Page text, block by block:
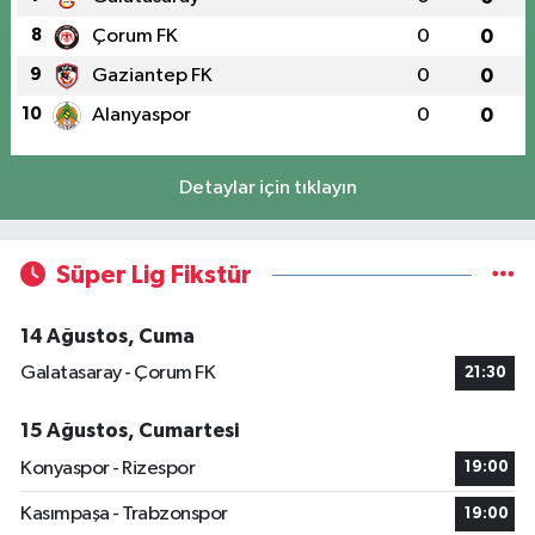
8 Çorum FK 0 0
9 Gaziantep FK 0 0
10 Alanyaspor 0 0
Detaylar için tıklayın
Süper Lig Fikstür
14 Ağustos, Cuma
Galatasaray - Çorum FK
21:30
15 Ağustos, Cumartesi
Konyaspor - Rizespor
19:00
Kasımpaşa - Trabzonspor 19:00